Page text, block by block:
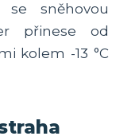
sněhovou
přinese od
kolem -13 °C